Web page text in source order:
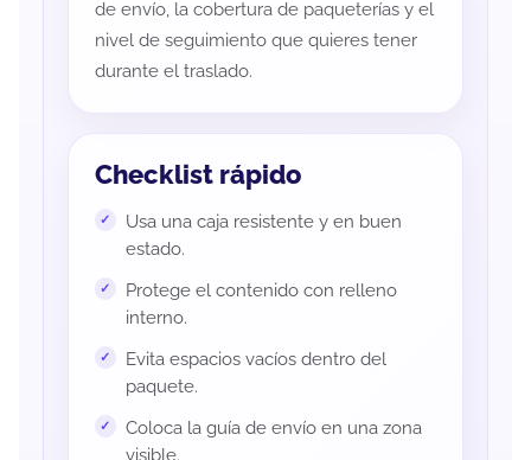
de envío, la cobertura de paqueterías y el
nivel de seguimiento que quieres tener
durante el traslado.
Checklist rápido
Usa una caja resistente y en buen
estado.
Protege el contenido con relleno
interno.
Evita espacios vacíos dentro del
paquete.
Coloca la guía de envío en una zona
visible.